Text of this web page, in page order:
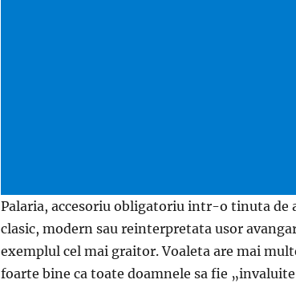
Palaria, accesoriu obligatoriu intr-o tinuta de
clasic, modern sau reinterpretata usor
exemplul cel mai graitor. Voaleta are mai
foarte bine ca toate doamnele sa fie